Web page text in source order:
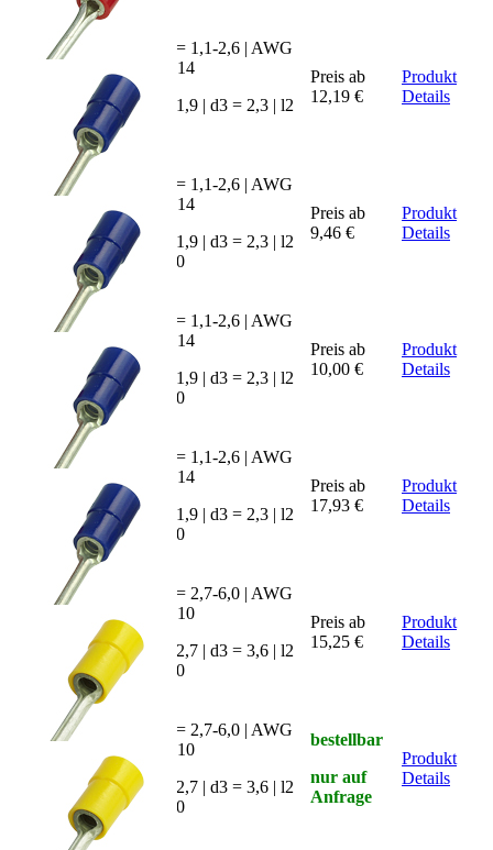
SKRN-
2508
mm² = 1,1-2,6 | AWG
= 16-14
d2 = 1,9 | d3 = 2,3 | l2
Preis ab
12,19 €
Produkt
Details
SKRN-
2510
mm² = 1,1-2,6 | AWG
= 16-14
d2 = 1,9 | d3 = 2,3 | l2
= 10,0
Preis ab
9,46 €
Produkt
Details
SKRN-
2512
mm² = 1,1-2,6 | AWG
= 16-14
d2 = 1,9 | d3 = 2,3 | l2
= 12,0
Preis ab
10,00 €
Produkt
Details
SKRN-
2516
mm² = 1,1-2,6 | AWG
= 16-14
d2 = 1,9 | d3 = 2,3 | l2
= 16,0
Preis ab
17,93 €
Produkt
Details
SKRN-
4610
mm² = 2,7-6,0 | AWG
= 12-10
d2 = 2,7 | d3 = 3,6 | l2
= 10,0
Preis ab
15,25 €
Produkt
Details
SKRN-
4612
mm² = 2,7-6,0 | AWG
= 12-10
d2 = 2,7 | d3 = 3,6 | l2
= 12,0
bestellbar
nur auf
Anfrage
Produkt
Details